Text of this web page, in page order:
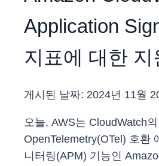
Application
지표에 대한 지
게시된 날짜: 2024년 11월
오늘, AWS는 CloudWatch의
OpenTelemetry(OTel) 호환
니터링(APM) 기능인